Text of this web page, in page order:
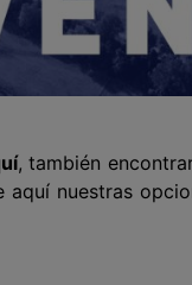
, también
aquí nuestras